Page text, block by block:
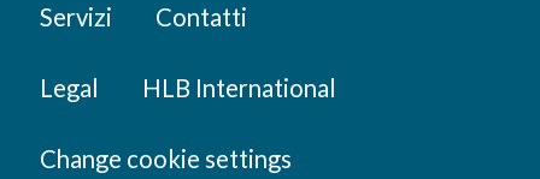
Servizi Contatti
Legal HLB International
Change cookie settings